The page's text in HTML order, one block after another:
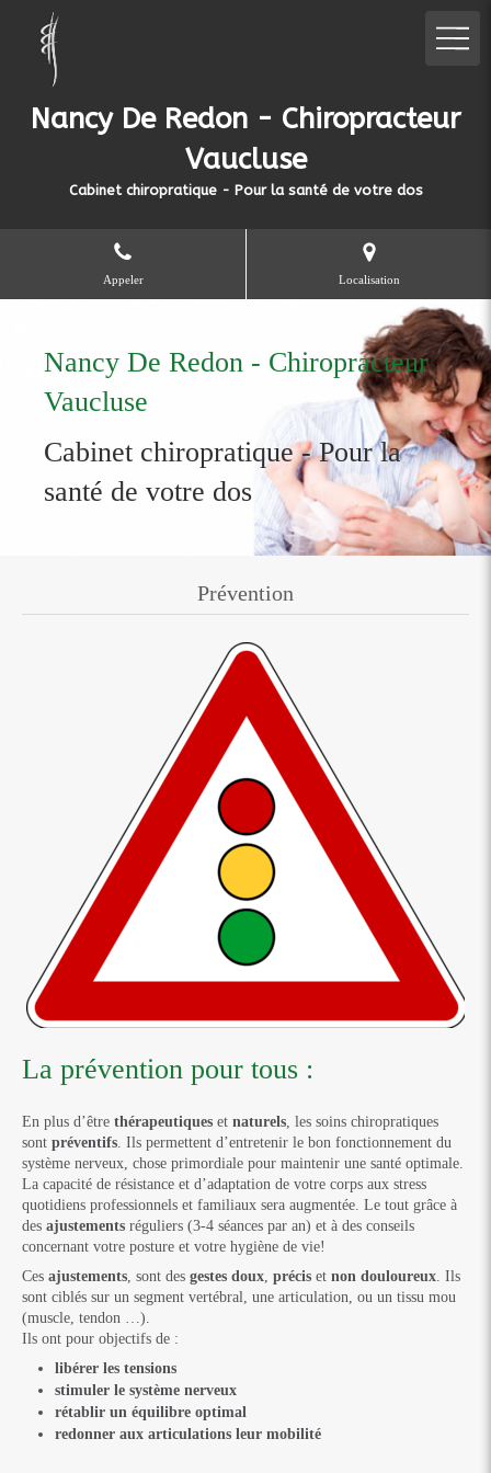
Nancy De Redon - Chiropracteur
Vaucluse
Cabinet chiropratique - Pour la santé de votre dos
Appeler Localisation
Nancy De Redon - Chiropracteur
Vaucluse
Cabinet chiropratique - Pour la
santé de votre dos
Prévention
La prévention pour tous :
En plus d’être thérapeutiques et naturels, les soins chiropratiques
sont préventifs. Ils permettent d’entretenir le bon fonctionnement du
système nerveux, chose primordiale pour maintenir une santé optimale.
La capacité de résistance et d’adaptation de votre corps aux stress
quotidiens professionnels et familiaux sera augmentée. Le tout grâce à
des ajustements réguliers (3-4 séances par an) et à des conseils
concernant votre posture et votre hygiène de vie!
Ces ajustements, sont des gestes doux, précis et non douloureux. Ils
sont ciblés sur un segment vertébral, une articulation, ou un tissu mou
(muscle, tendon …).
Ils ont pour objectifs de :
libérer les tensions
stimuler le système nerveux
rétablir un équilibre optimal
redonner aux articulations leur mobilité